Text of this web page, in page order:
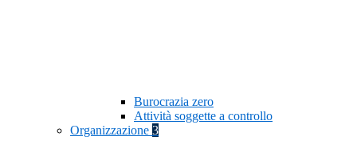
Burocrazia zero
Attività soggette a controllo
Organizzazione 3